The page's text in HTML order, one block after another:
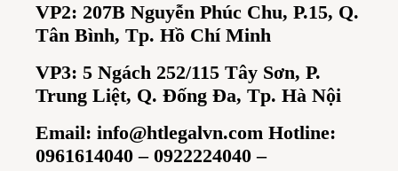
VP2: 207B Nguyễn Phúc Chu, P.15, Q.
Tân Bình, Tp. Hồ Chí Minh
VP3: 5 Ngách 252/115 Tây Sơn, P.
Trung Liệt, Q. Đống Đa, Tp. Hà Nội
Email: info@htlegalvn.com Hotline:
0961614040 – 0922224040 –